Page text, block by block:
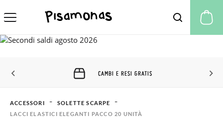
CAMBI E RESI GRATIS
ACCESSORI
SOLETTE SCARPE
LACCI ELASTICI ELEGANTI PACCO 20 UNITÀ